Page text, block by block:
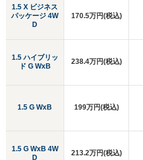
1.5 X ビジネス
パッケージ 4W
D
1.5 ハイブリッ
ド G WxB
1.5 G WxB
1.5 G WxB 4W
D
170.5万円(税込)
238.4万円(税込)
199万円(税込)
213.2万円(税込)